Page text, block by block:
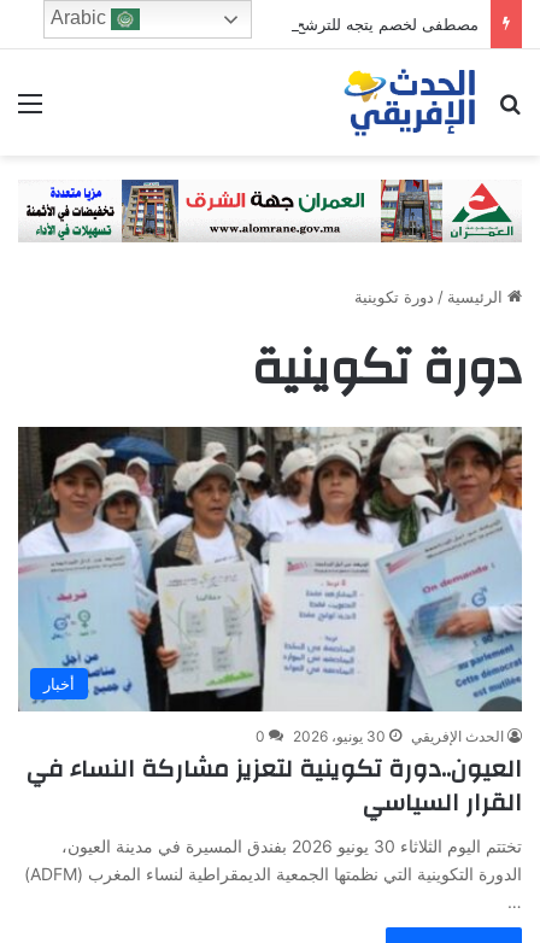
مصطفى لخصم يتجه للترشح في دائرة فاس الجنوبي
ابحث عن
الرئيسية / دورة تكوينية
دورة تكوينية
أخبار
الحدث الإفريقي 30 يونيو، 2026 0
العيون..دورة تكوينية لتعزيز مشاركة النساء في
القرار السياسي
تختتم اليوم الثلاثاء 30 يونيو 2026 بفندق المسيرة في مدينة العيون،
الدورة التكوينية التي نظمتها الجمعية الديمقراطية لنساء المغرب (ADFM)
…
Arabic